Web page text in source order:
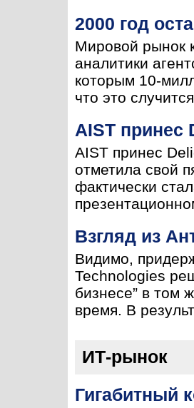
2000 год
Мировой рынок
аналитики
которым 10-
что это
AIST принес
AIST принес
отметила свой
фактически
Взгляд из
Видимо,
Technologies
бизнесе” в том
время. В
ИТ-рынок
Гигабитный